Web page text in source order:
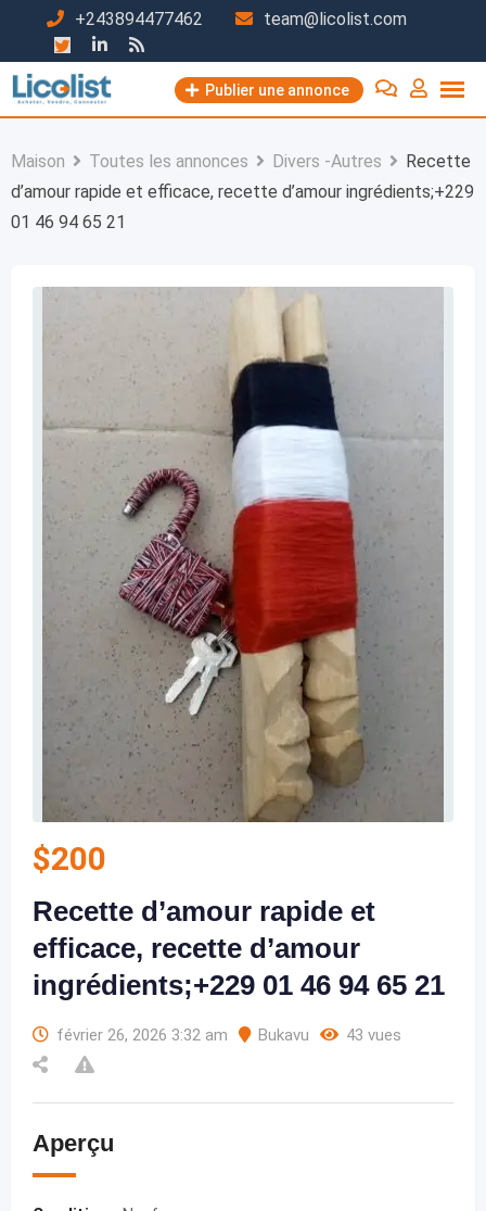
contenu
+243894477462 team@licolist.com
Publier une annonce
Maison Toutes les annonces Divers -Autres
Recette
d’amour rapide et efficace, recette d’amour ingrédients;+229
01 46 94 65 21
$200
Recette d’amour rapide et
efficace, recette d’amour
ingrédients;+229 01 46 94 65 21
février 26, 2026 3:32 am Bukavu 43 vues
Aperçu